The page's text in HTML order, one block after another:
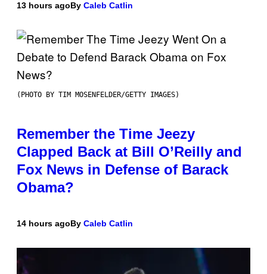
13 hours agoBy Caleb Catlin
(PHOTO BY TIM MOSENFELDER/GETTY IMAGES)
Remember the Time Jeezy
Clapped Back at Bill O’Reilly and
Fox News in Defense of Barack
Obama?
14 hours agoBy Caleb Catlin